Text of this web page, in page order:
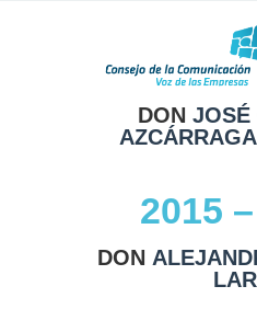
DONJOSÉ
2015
DON